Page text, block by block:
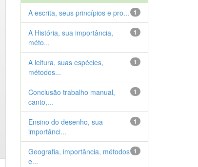
1
A escrita, seus princípios e pro...
1
A História, sua importância,
méto...
1
A leitura, suas espécies,
métodos...
1
Conclusão trabalho manual,
canto,...
1
Ensino do desenho, sua
importânci...
1
Geografia, importância, métodos
e...